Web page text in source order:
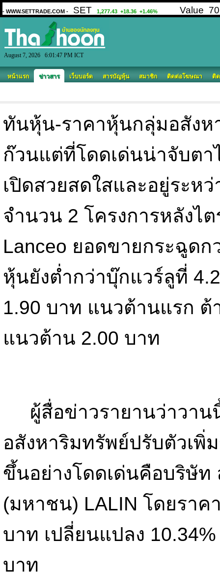
August 7, 2026 6:01:47 PM ICT
หน้าแรก ข่าวสาร เว็บบอร์ด สารบัญหุ้น สมาชิก ติดต่อโฆษณา ติ
ทันหุ้น-ราคาหุ้นกลุ่มอสังห
ก๊วนแต่ที่โดดเด่นน่าจับต
เปิดสวยสดใสและอยู่ระห
จำนวน 2 โครงการหลังไ
Lanceo ยอดขายกระฉูด
หุ้นยังต่ำกว่าบุ๊กแวร์ลูที่
1.90 บาท แนวต้านแรก ต้
แนวต้าน 2.00 บาท
ผู้สื่อข่าวรายานว่าวาน
อสังหาริมทรัพย์ปรับตัวเ
ขึ้นอย่างโดดเด่นคือบริษัท
(มหาชน) LALIN โดยรา
บาท เปลี่ยนแปลง
บาท